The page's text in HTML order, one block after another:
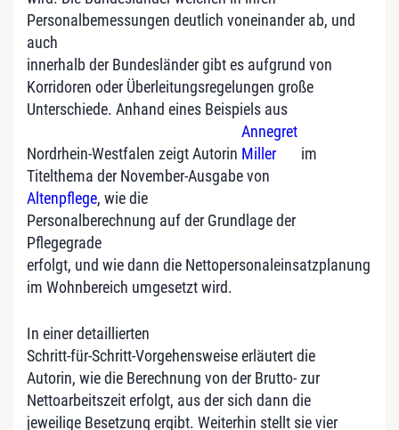
Personalbemessungen deutlich voneinander ab, und
auch
innerhalb der Bundesländer gibt es aufgrund von
Korridoren oder Überleitungsregelungen große
Unterschiede. Anhand eines Beispiels aus
Nordrhein-Westfalen zeigt Autorin
Annegret
Miller
im
Titelthema der November-Ausgabe von
Altenpflege, wie die
Personalberechnung auf der Grundlage der
Pflegegrade
erfolgt, und wie dann die Nettopersonaleinsatzplanung
im Wohnbereich umgesetzt wird.
In einer detaillierten
Schritt-für-Schritt-Vorgehensweise erläutert die
Autorin, wie die Berechnung von der Brutto- zur
Nettoarbeitszeit erfolgt, aus der sich dann die
jeweilige Besetzung ergibt. Weiterhin stellt sie vier